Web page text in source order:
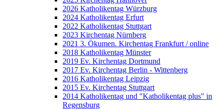
2026 Katholikentag Würzburg
2024 Katholikentag Erfurt
2022 Katholikentag Stuttgart
2023 Kirchentag Nürnberg
2021 3. Ökumen. Kirchentag Frankfurt / online
2018 Katholikentag Münster
2019 Ev. Kirchentag Dortmund
2017 Ev. Kirchentag Berlin - Wittenberg
2016 Katholikentag Leipzig
2015 Ev. Kirchentag Stuttgart
2014 Katholikentag und "Katholikentag plus" in
Regensburg